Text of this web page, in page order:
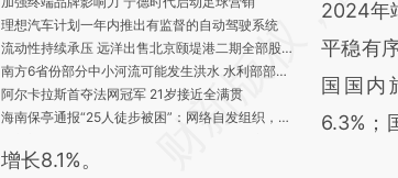
理想汽车计划一年内推出有监督的自动驾驶系统
流动性持续承压 远洋出售北京颐堤港二期全部股权
南方6省份部分中小河流可能发生洪水 水利部部署防御工作
阿尔卡拉斯首夺法网冠军 21岁接近全满贯
海南保亭通报“25人徒步被困”：网络自发组织，已致1死2伤
陕西神木一水库发现尸体，警方发布协查通报
成，可
新观点
对和校
2024年
平稳有
国国内
6.3%；
增长8.1%。